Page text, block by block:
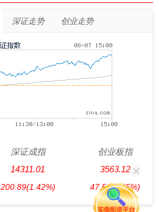
深证走势 创业走势
深证成指
14311.01
200.89(1.42%)
创业板指
3563.12
47.56(1.35%)